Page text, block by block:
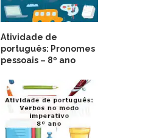
Atividade de
português: Pronomes
pessoais – 8º ano